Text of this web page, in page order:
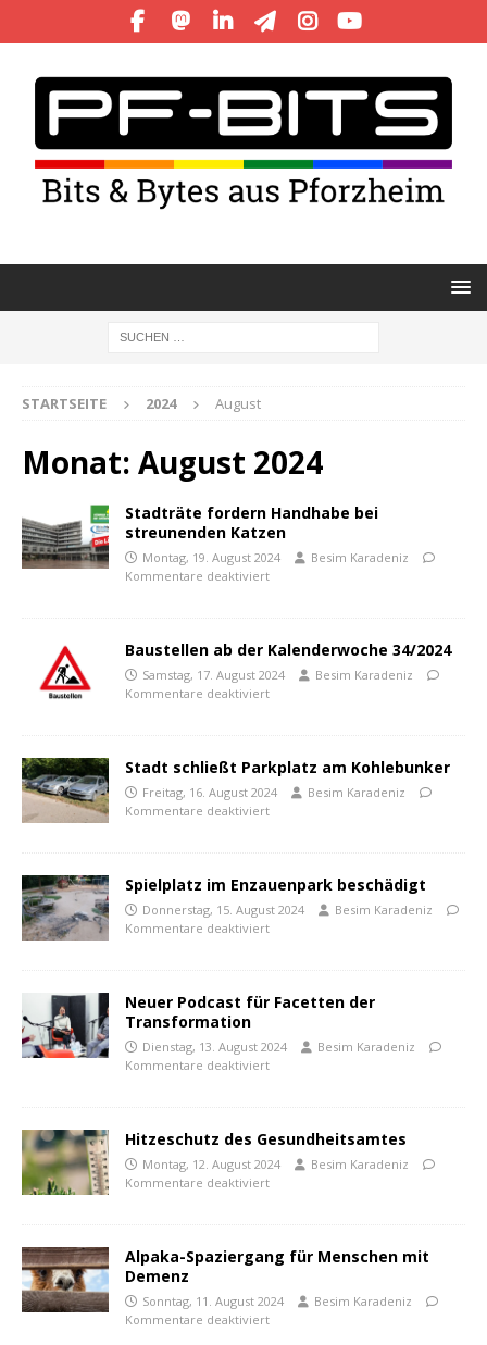
STARTSEITE 2024 August
Monat: August 2024
Stadträte fordern Handhabe bei
streunenden Katzen
Montag, 19. August 2024
Besim Karadeniz
Kommentare deaktiviert
Baustellen ab der Kalenderwoche 34/2024
Samstag, 17. August 2024
Besim Karadeniz
Kommentare deaktiviert
Stadt schließt Parkplatz am Kohlebunker
Freitag, 16. August 2024
Besim Karadeniz
Kommentare deaktiviert
Spielplatz im Enzauenpark beschädigt
Donnerstag, 15. August 2024
Besim Karadeniz
Kommentare deaktiviert
Neuer Podcast für Facetten der
Transformation
Dienstag, 13. August 2024
Besim Karadeniz
Kommentare deaktiviert
Hitzeschutz des Gesundheitsamtes
Montag, 12. August 2024
Besim Karadeniz
Kommentare deaktiviert
Alpaka-Spaziergang für Menschen mit
Demenz
Sonntag, 11. August 2024
Besim Karadeniz
Kommentare deaktiviert